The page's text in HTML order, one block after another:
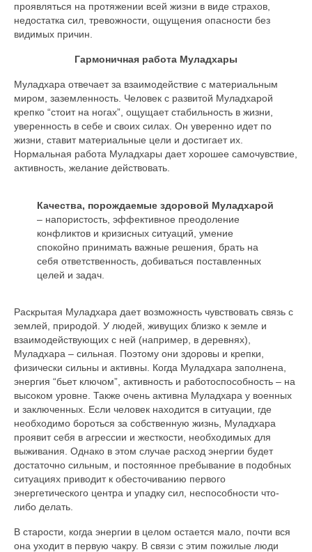
проявляться на протяжении всей жизни в виде страхов,
недостатка сил, тревожности, ощущения опасности без
видимых причин.
Гармоничная работа Муладхары
Муладхара отвечает за взаимодействие с материальным
миром, заземленность. Человек с развитой Муладхарой
крепко “стоит на ногах”, ощущает стабильность в жизни,
уверенность в себе и своих силах. Он уверенно идет по
жизни, ставит материальные цели и достигает их.
Нормальная работа Муладхары дает хорошее самочувствие,
активность, желание действовать.
Качества, порождаемые здоровой Муладхарой
– напористость, эффективное преодоление
конфликтов и кризисных ситуаций, умение
спокойно принимать важные решения, брать на
себя ответственность, добиваться поставленных
целей и задач.
Раскрытая Муладхара дает возможность чувствовать связь с
землей, природой. У людей, живущих близко к земле и
взаимодействующих с ней (например, в деревнях),
Муладхара – сильная. Поэтому они здоровы и крепки,
физически сильны и активны. Когда Муладхара заполнена,
энергия “бьет ключом”, активность и работоспособность – на
высоком уровне. Также очень активна Муладхара у военных
и заключенных. Если человек находится в ситуации, где
необходимо бороться за собственную жизнь, Муладхара
проявит себя в агрессии и жесткости, необходимых для
выживания. Однако в этом случае расход энергии будет
достаточно сильным, и постоянное пребывание в подобных
ситуациях приводит к обесточиванию первого
энергетического центра и упадку сил, неспособности что-
либо делать.
В старости, когда энергии в целом остается мало, почти вся
она уходит в первую чакру. В связи с этим пожилые люди